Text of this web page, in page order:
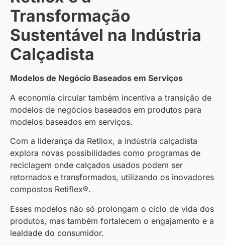
Transformação
Sustentável na Indústria
Calçadista
Modelos de Negócio Baseados em Serviços
A economia circular também incentiva a transição de
modelos de negócios baseados em produtos para
modelos baseados em serviços.
Com a liderança da Retilox, a indústria calçadista
explora novas possibilidades como programas de
reciclagem onde calçados usados podem ser
retornados e transformados, utilizando os inovadores
compostos Retiflex®.
Esses modelos não só prolongam o ciclo de vida dos
produtos, mas também fortalecem o engajamento e a
lealdade do consumidor.